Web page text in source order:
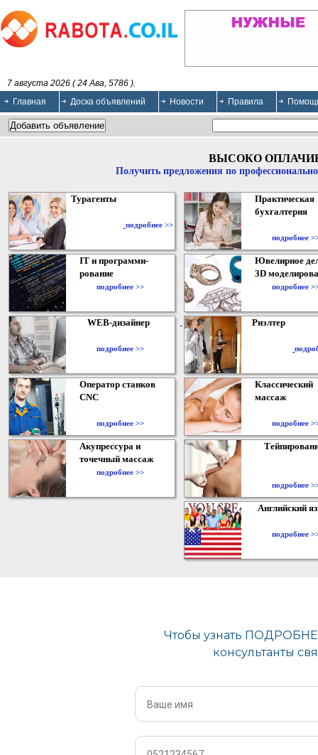
7 августа 2026 ( 24 Ава, 5786 ).
Главная
Доска объявлений Новости Правила
ВЫСОКО
Получить предложения по
Турагенты
подробнее >>
Практическая
бухгалтерия
подробнее
IT и программи-
рование
подробнее >>
Ювелирное
3D
подробнее
WEB-дизайнер
подробнее >>
Риэлтер
Оператор станков
CNC
подробнее >>
Классический
массаж
подробнее
Акупрессура и
точечный массаж
подробнее >>
подробнее
Английский
подробнее